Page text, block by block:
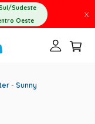
Sudeste
Oeste
X
- Sunny